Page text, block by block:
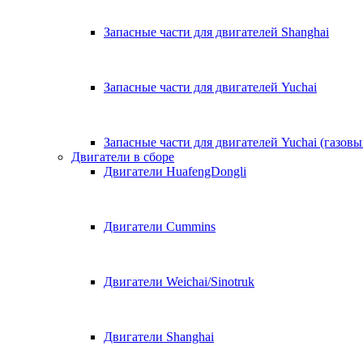
Запасные части для двигателей Shanghai
Запасные части для двигателей Yuchai
Запасные части для двигателей Yuchai
Двигатели в сборе
Двигатели HuafengDongli
Двигатели Cummins
Двигатели Weichai/Sinotruk
Двигатели Shanghai